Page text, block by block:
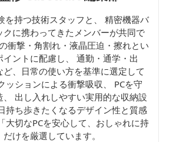
を持つ技術スタッフと、 精密機器バ
クに携わってきたメンバーが共同で
衝撃・角割れ・液晶圧迫・擦れとい
イントに配慮し、 通勤・通学・出
、日常の使い方を基準に選定して
ッションによる衝撃吸収、 PCを守
、 出し入れしやすい実用的な収納設
持ち歩きたくなるデザイン性と質感
大切なPCを安心して、おしゃれに持
けを厳選しています。